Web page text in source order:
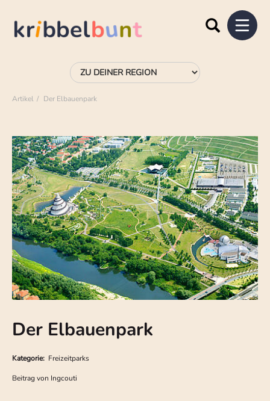
Artikel Der Elbauenpark
Der Elbauenpark
Kategorie: Freizeitparks
Beitrag von Ingcouti